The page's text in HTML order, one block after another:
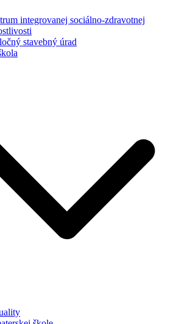
integrovanej sociálno-zdravotnej
stavebný úrad